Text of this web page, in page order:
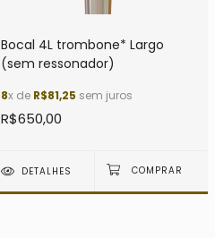
Bocal 4L trombone* Largo
(sem ressonador)
8x de R$81,25 sem juros
R$650,00
DETALHES